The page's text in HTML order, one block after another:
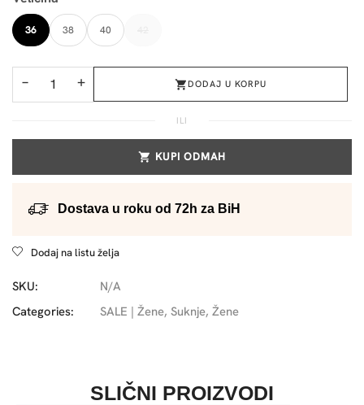
36 38 40
− + DODAJ U KORPU
ILI
KUPI ODMAH
Dostava u roku od 72h za BiH
Dodaj na listu želja
SKU:
N/A
Categories:
SALE | Žene, Suknje, Žene
SLIČNI PROIZVODI